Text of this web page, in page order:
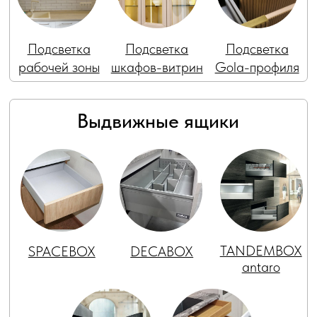
Накладные
ручки
Врезные
ручки
Gola-Профиль
Встроенные
ручки
Пуш-пул
Наполнение